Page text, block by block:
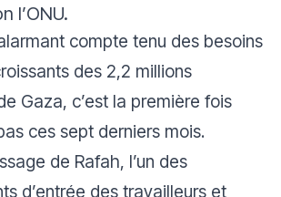
l’ONU.
compte tenu des besoins
des 2,2 millions
Gaza, c’est la première fois
ces sept derniers mois.
de Rafah, l’un des
d’entrée des travailleurs et